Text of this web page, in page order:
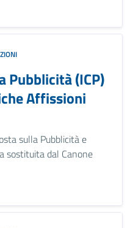
Pubblicità (ICP)
Affissioni
sulla Pubblicità e
sostituita dal Canone